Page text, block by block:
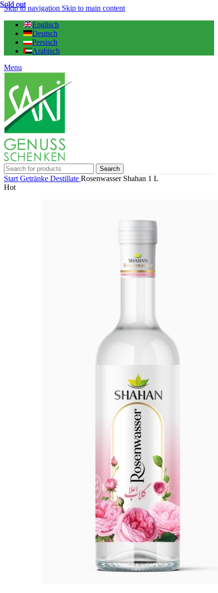
Skip to navigation Skip to main content
Englisch
Deutsch
Persisch
Arabisch
Menu
Search
Start Getränke Destillate Rosenwasser Shahan 1 L
Hot
Sold out
Sold out